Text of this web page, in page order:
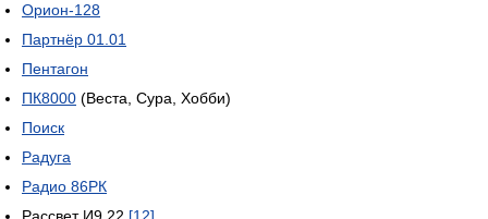
Орион-128
Партнёр 01.01
Пентагон
ПК8000 (Веста, Сура, Хобби)
Поиск
Радуга
Радио 86РК